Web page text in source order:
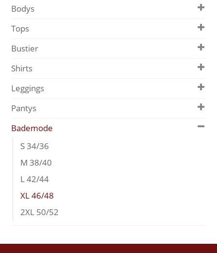
Bodys
Tops
Bustier
Shirts
Leggings
Pantys
Bademode
S 34/36
M 38/40
L 42/44
XL 46/48
2XL 50/52